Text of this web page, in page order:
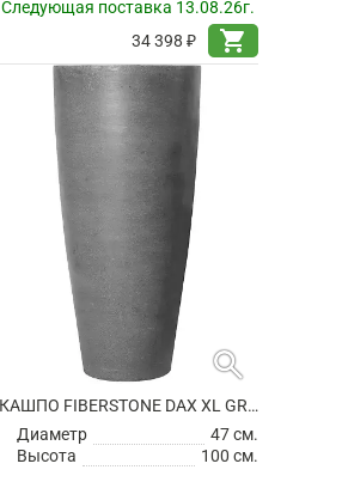
Следующая поставка 13.08.26г.
34 398 ₽
shopping_cart
search
КАШПО FIBERSTONE DAX XL GREY
Диаметр
47 см.
Высота
100 см.